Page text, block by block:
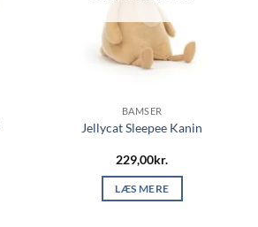
BAMSER
Jellycat Sleepee Kanin
229,00kr.
LÆS MERE